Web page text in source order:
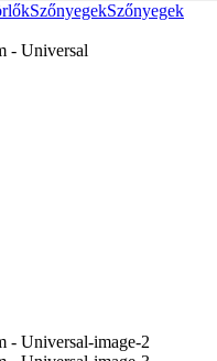
SzőnyegekSzőnyegek